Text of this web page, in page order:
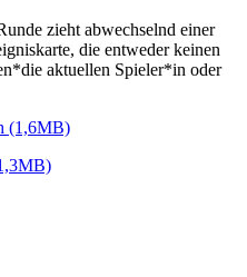
zieht abwechselnd einer
die entweder keinen
aktuellen Spieler*in oder
(1,6MB)